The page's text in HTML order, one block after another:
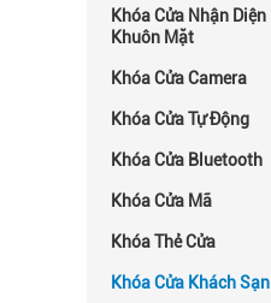
Khóa Cửa Nhận Diện
Khuôn Mặt
Khóa Cửa Camera
Khóa Cửa Tự Động
Khóa Cửa Bluetooth
Khóa Cửa Mã
Khóa Thẻ Cửa
Khóa Cửa Khách Sạn